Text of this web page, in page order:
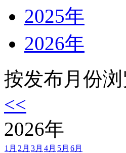
2025年
2026年
按发布月份
<<
2026年
1月 2月 3月 4月 5月 6月